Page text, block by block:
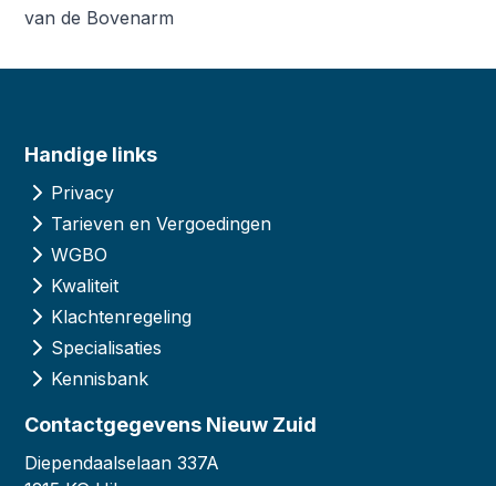
van de Bovenarm
Handige links
Privacy
Tarieven en Vergoedingen
WGBO
Kwaliteit
Klachtenregeling
Specialisaties
Kennisbank
Contactgegevens Nieuw Zuid
Diependaalselaan 337A